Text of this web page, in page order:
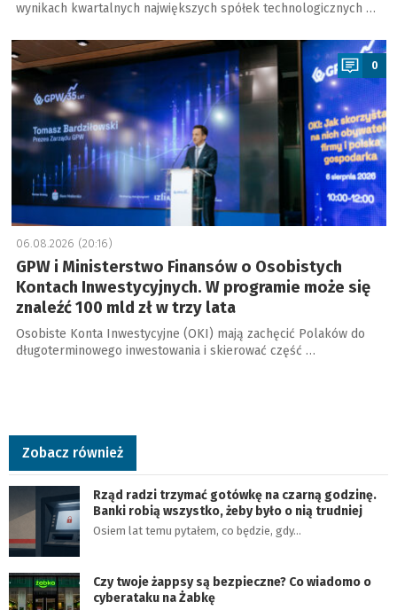
wynikach kwartalnych największych spółek technologicznych …
a
0
06.08.2026 (20:16)
GPW i Ministerstwo Finansów o Osobistych
Kontach Inwestycyjnych. W programie może się
znaleźć 100 mld zł w trzy lata
Osobiste Konta Inwestycyjne (OKI) mają zachęcić Polaków do
długoterminowego inwestowania i skierować część …
Zobacz również
Rząd radzi trzymać gotówkę na czarną godzinę.
Banki robią wszystko, żeby było o nią trudniej
Osiem lat temu pytałem, co będzie, gdy…
Czy twoje żappsy są bezpieczne? Co wiadomo o
cyberataku na Żabkę